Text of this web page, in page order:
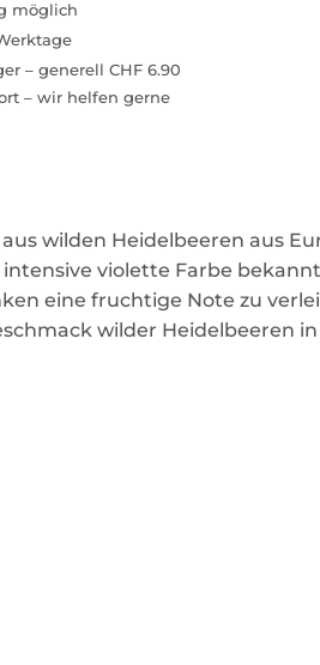
möglich
– generell CHF 6.90
– wir helfen gerne
wilden Heidelbeeren aus
violette Farbe
eine fruchtige Note zu
wilder Heidelbeeren